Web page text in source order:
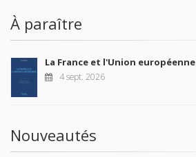
À paraître
La France et l'Union européenne
4 sept. 2026
Nouveautés